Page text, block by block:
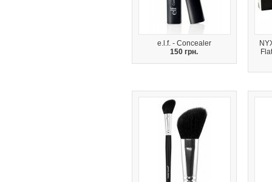
e.l.f. - Concealer
150 грн.